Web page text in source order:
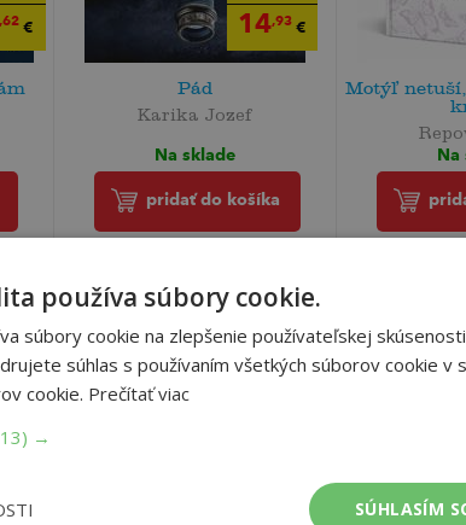
,62 € 14,93€
Pád
Karika Jozef
Na sklade
pridať do košíka
Motýľ
Na
používa súbory cookie.
súbory cookie na zlepšenie používateľskej
súhlas s používaním všetkých súborov cookie v
cookie. Prečítať viac
→
SÚHLASÍM